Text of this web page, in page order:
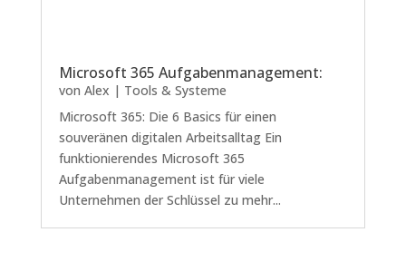
Microsoft 365 Aufgabenmanagement:
von Alex | Tools & Systeme
Microsoft 365: Die 6 Basics für einen
souveränen digitalen Arbeitsalltag Ein
funktionierendes Microsoft 365
Aufgabenmanagement ist für viele
Unternehmen der Schlüssel zu mehr...